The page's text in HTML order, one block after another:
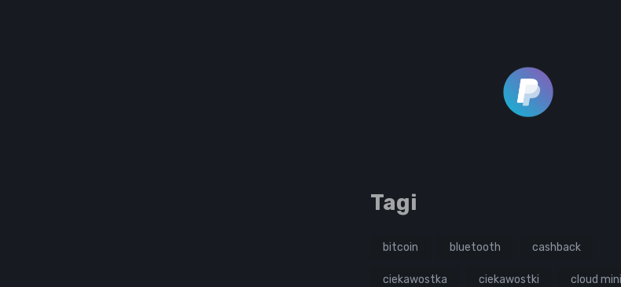
Tagi
bitcoin bluetooth cashback
ciekawostka ciekawostki cloud